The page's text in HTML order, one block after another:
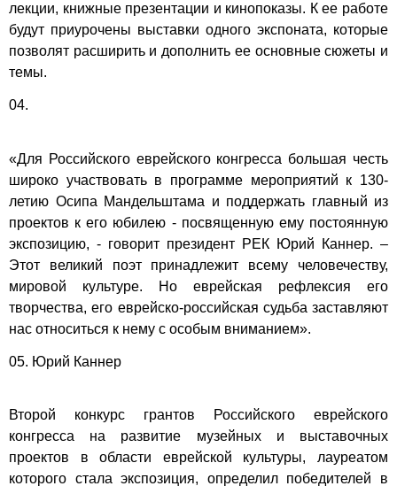
лекции, книжные презентации и кинопоказы. К ее работе
будут приурочены выставки одного экспоната, которые
позволят расширить и дополнить ее основные сюжеты и
темы.
04.
«Для Российского еврейского конгресса большая честь
широко участвовать в программе мероприятий к 130-
летию Осипа Мандельштама и поддержать главный из
проектов к его юбилею - посвященную ему постоянную
экспозицию, - говорит президент РЕК Юрий Каннер. –
Этот великий поэт принадлежит всему человечеству,
мировой культуре. Но еврейская рефлексия его
творчества, его еврейско-российская судьба заставляют
нас относиться к нему с особым вниманием».
05. Юрий Каннер
Второй конкурс грантов Российского еврейского
конгресса на развитие музейных и выставочных
проектов в области еврейской культуры, лауреатом
которого стала экспозиция, определил победителей в